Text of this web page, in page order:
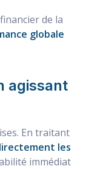
de la
globale
agissant
En traitant
les
immédiat